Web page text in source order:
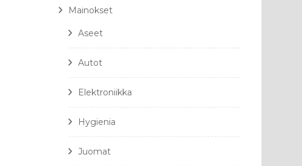
Mainokset
Aseet
Autot
Elektroniikka
Hygienia
Juomat